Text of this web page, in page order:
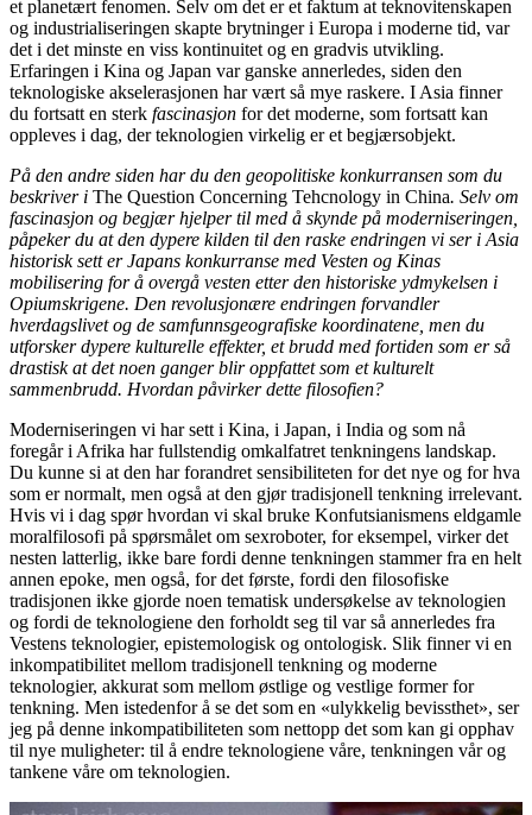
et planetært fenomen. Selv om det er et faktum at teknovitenskapen
og industrialiseringen skapte brytninger i Europa i moderne tid, var
det i det minste en viss kontinuitet og en gradvis utvikling.
Erfaringen i Kina og Japan var ganske annerledes, siden den
teknologiske akselerasjonen har vært så mye raskere. I Asia finner
du fortsatt en sterk fascinasjon for det moderne, som fortsatt kan
oppleves i dag, der teknologien virkelig er et begjærsobjekt.
På den andre siden har du den geopolitiske konkurransen som du
beskriver i The Question Concerning Tehcnology in China. Selv om
fascinasjon og begjær hjelper til med å skynde på moderniseringen,
påpeker du at den dypere kilden til den raske endringen vi ser i Asia
historisk sett er Japans konkurranse med Vesten og Kinas
mobilisering for å overgå vesten etter den historiske ydmykelsen i
Opiumskrigene. Den revolusjonære endringen forvandler
hverdagslivet og de samfunnsgeografiske koordinatene, men du
utforsker dypere kulturelle effekter, et brudd med fortiden som er så
drastisk at det noen ganger blir oppfattet som et kulturelt
sammenbrudd. Hvordan påvirker dette filosofien?
Moderniseringen vi har sett i Kina, i Japan, i India og som nå
foregår i Afrika har fullstendig omkalfatret tenkningens landskap.
Du kunne si at den har forandret sensibiliteten for det nye og for hva
som er normalt, men også at den gjør tradisjonell tenkning irrelevant.
Hvis vi i dag spør hvordan vi skal bruke Konfutsianismens eldgamle
moralfilosofi på spørsmålet om sexroboter, for eksempel, virker det
nesten latterlig, ikke bare fordi denne tenkningen stammer fra en helt
annen epoke, men også, for det første, fordi den filosofiske
tradisjonen ikke gjorde noen tematisk undersøkelse av teknologien
og fordi de teknologiene den forholdt seg til var så annerledes fra
Vestens teknologier, epistemologisk og ontologisk. Slik finner vi en
inkompatibilitet mellom tradisjonell tenkning og moderne
teknologier, akkurat som mellom østlige og vestlige former for
tenkning. Men istedenfor å se det som en «ulykkelig bevissthet», ser
jeg på denne inkompatibiliteten som nettopp det som kan gi opphav
til nye muligheter: til å endre teknologiene våre, tenkningen vår og
tankene våre om teknologien.